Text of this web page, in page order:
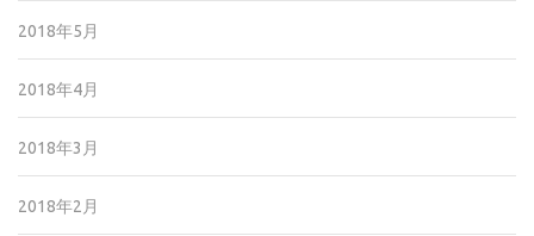
2018年5月
2018年4月
2018年3月
2018年2月